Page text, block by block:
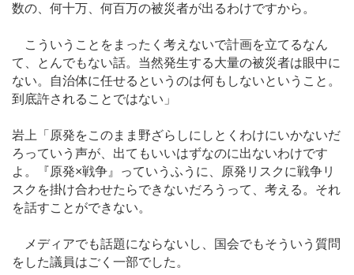
数の、何十万、何百万の被災者が出るわけですから。
こういうことをまったく考えないで計画を立てるなん
て、とんでもない話。当然発生する大量の被災者は眼中に
ない。自治体に任せるというのは何もしないということ。
到底許されることではない」
岩上「原発をこのまま野ざらしにしとくわけにいかないだ
ろっていう声が、出てもいいはずなのに出ないわけです
よ。『原発×戦争』っていうふうに、原発リスクに戦争リ
スクを掛け合わせたらできないだろうって、考える。それ
を話すことができない。
メディアでも話題にならないし、国会でもそういう質問
をした議員はごく一部でした。